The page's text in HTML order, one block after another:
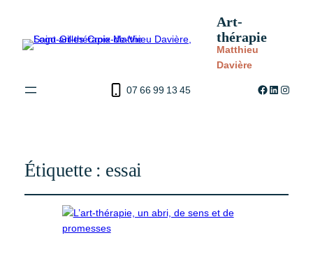
Art-
thérapie
Matthieu
Davière
07 66 99 13 45 Facebook
LinkedIn
Étiquette : essai